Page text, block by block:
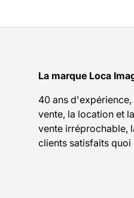
La marque Loca
40 ans d'expérience,
vente, la location et
vente irréprochable,
clients satisfaits